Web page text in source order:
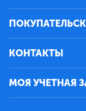
КОНТАКТЫ
МОЯ УЧЕТНАЯ